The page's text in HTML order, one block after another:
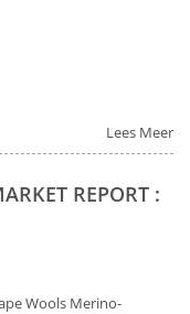
Lees Meer
REPORT :
Wools Merino-